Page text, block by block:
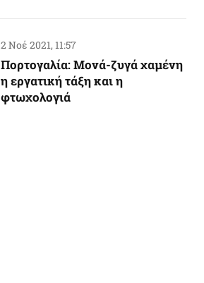
2 Νοέ 2021, 11:57
Πορτογαλία: Μονά-ζυγά χαμένη
η εργατική τάξη και η
φτωχολογιά